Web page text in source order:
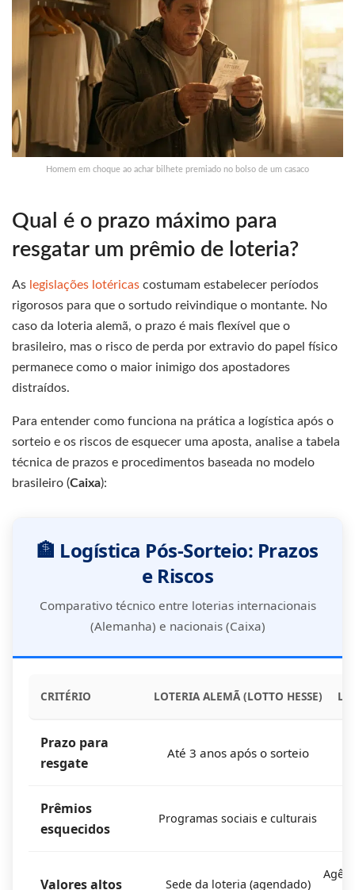
Homem em choque ao achar bilhete premiado no bolso de um casaco
Qual é o prazo máximo para
resgatar um prêmio de loteria?
As legislações lotéricas costumam estabelecer períodos
rigorosos para que o sortudo reivindique o montante. No
caso da loteria alemã, o prazo é mais flexível que o
brasileiro, mas o risco de perda por extravio do papel físico
permanece como o maior inimigo dos apostadores
distraídos.
Para entender como funciona na prática a logística após o
sorteio e os riscos de esquecer uma aposta, analise a tabela
técnica de prazos e procedimentos baseada no modelo
brasileiro (Caixa):
🏦 Logística Pós-Sorteio: Prazos
e Riscos
Comparativo técnico entre loterias internacionais
(Alemanha) e nacionais (Caixa)
CRITÉRIO LOTERIA ALEMÃ (LOTTO HESSE)
Prazo para
resgate
Até 3 anos após o sorteio
Prêmios
esquecidos
Programas sociais e culturais
Valores altos Sede da loteria (agendado)